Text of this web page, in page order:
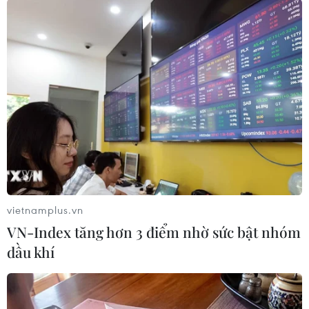
Trong khi đó, tàu Atlantis, con tàu kết thúc sứ
mệnh đội tàu con thoi vào tháng7/2011, được ở
lại quê nhà Florida, phục vụ triển lãm trong khu
phức hợp dànhcho du khách của Trung tâm Vũ
trụ Kennedy./.
(TTXVN)
vietnamplus.vn
VN-Index tăng hơn 3 điểm nhờ sức bật nhóm
dầu khí